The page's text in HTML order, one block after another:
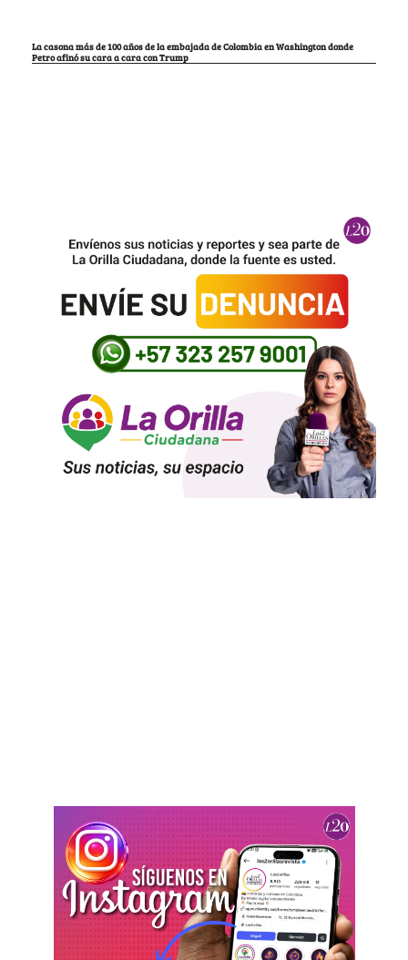
La casona más de 100 años de la embajada de Colombia en Washington donde
Petro afinó su cara a cara con Trump